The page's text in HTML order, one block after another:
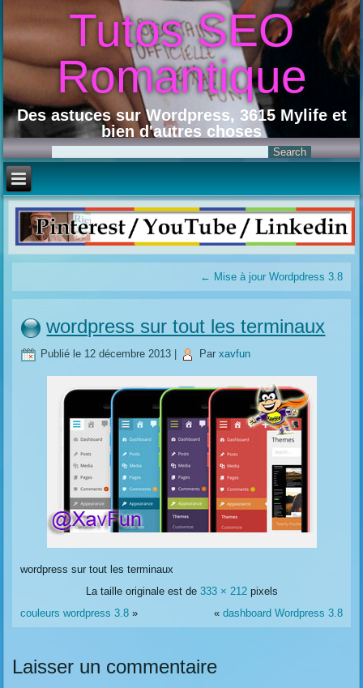
Tutos SEO
Romantique
Des astuces sur Wordpress, 3615 Mylife et
bien d'autres choses
← Mise à jour Wordpdress 3.8
wordpress sur tout les terminaux
Publié le 12 décembre 2013 Par xavfun
wordpress sur tout les terminaux
La taille originale est de 333 × 212pixels
couleurs wordpress 3.8 » « dashboard Wordpress 3.8
Laisser un commentaire